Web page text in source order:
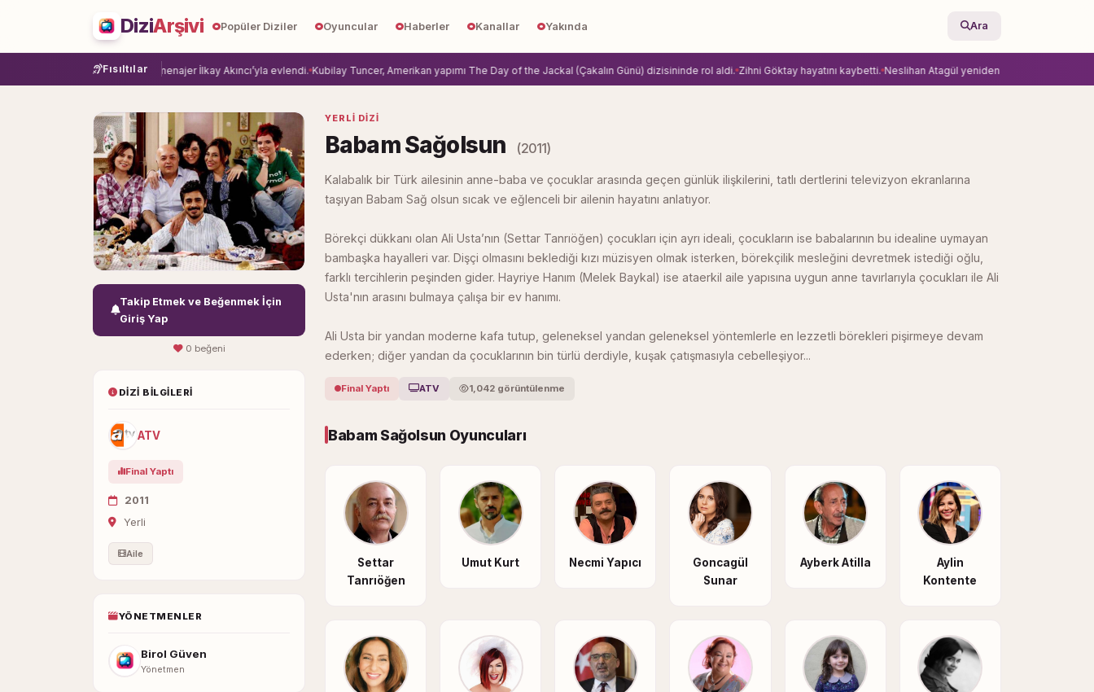
DiziArşivi Popüler Diziler Oyuncular Haberler Kanallar Yakında Ara
Fısıltılar
Damla Sönmez, menajer İlkay Akıncı’yla evlendi. Kubilay Tuncer, Amerikan yapımı The Day of the Jackal (Çakalın Günü) dizisininde rol aldi. Zihni Göktay hayatını kaybetti. Neslihan Atagül yeniden Ay Yapım’la anlaştı.
Takip Etmek ve Beğenmek İçin
Giriş Yap
0 beğeni
DIZI BILGILERI
ATV
Final Yaptı
2011
Yerli
Aile
YÖNETMENLER
Birol Güven
Yönetmen
YERLI DIZI
Babam Sağolsun (2011)
Kalabalık bir Türk ailesinin anne-baba ve çocuklar arasında geçen günlük ilişkilerini, tatlı dertlerini televizyon ekranlarına
taşıyan Babam Sağ olsun sıcak ve eğlenceli bir ailenin hayatını anlatıyor.
Börekçi dükkanı olan Ali Usta’nın (Settar Tanrıöğen) çocukları için ayrı ideali, çocukların ise babalarının bu idealine uymayan
bambaşka hayalleri var. Dişçi olmasını beklediği kızı müzisyen olmak isterken, börekçilik mesleğini devretmek istediği oğlu,
farklı tercihlerin peşinden gider. Hayriye Hanım (Melek Baykal) ise ataerkil aile yapısına uygun anne tavırlarıyla çocukları ile Ali
Usta'nın arasını bulmaya çalışa bir ev hanımı.
Ali Usta bir yandan moderne kafa tutup, geleneksel yandan geleneksel yöntemlerle en lezzetli börekleri pişirmeye devam
ederken; diğer yandan da çocuklarının bin türlü derdiyle, kuşak çatışmasıyla cebelleşiyor...
Final Yaptı ATV 1,042 görüntülenme
Babam Sağolsun Oyuncuları
Settar
Tanrıöğen
Umut Kurt Necmi Yapıcı
Goncagül
Sunar
Ayberk Atilla
Aylin
Kontente